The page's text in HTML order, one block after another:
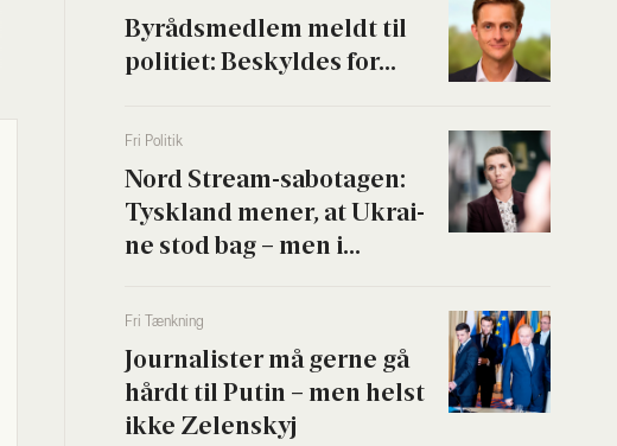
Byrå­ds­med­lem meldt til
poli­ti­et: Beskyl­des for...
Fri Poli­tik
Nord Stream-sabo­ta­gen:
Tys­kland mener, at Ukrai­
ne stod bag – men i...
Fri Tænk­ning
Jour­na­li­ster må ger­ne gå
hårdt til Putin – men helst
ikke Zelen­skyj